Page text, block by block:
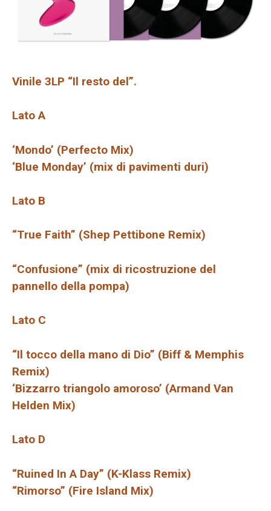
Vinile 3LP “Il resto del”.
Lato A
‘Mondo’ (Perfecto Mix)
‘Blue Monday’ (mix di pavimenti duri)
Lato B
“True Faith” (Shep Pettibone Remix)
“Confusione” (mix di ricostruzione del
pannello della pompa)
Lato C
“Il tocco della mano di Dio” (Biff & Memphis
Remix)
‘Bizzarro triangolo amoroso’ (Armand Van
Helden Mix)
Lato D
“Ruined In A Day” (K-Klass Remix)
“Rimorso” (Fire Island Mix)